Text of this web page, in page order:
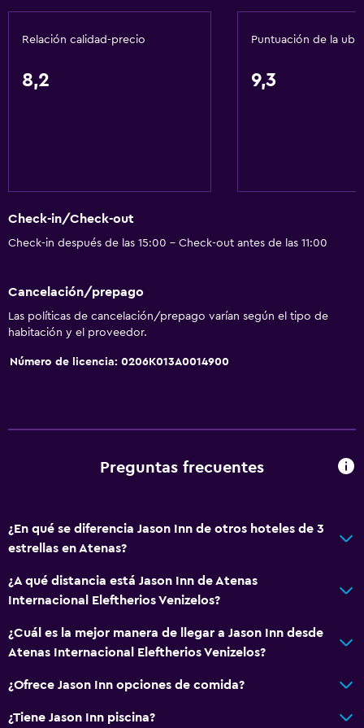
Servicios y facilidades
Acceso con tarjeta
Recepción 24 horas
Comedor
Tetera eléctrica
Tetera
Baño
Ducha
Secador de pelo
Aseo
Papel higiénico
Baño privado
Relación calidad-precio
8,2
Puntuación de la
9,3
Check-in/Check-out
Check-in después de las 15:00 - Check-out antes de las 11:00
Cancelación/prepago
Las políticas de cancelación/prepago varían según el tipo de
habitación y el proveedor.
Número de licencia: 0206K013A0014900
Preguntas frecuentes
¿En qué se diferencia Jason Inn de otros hoteles de 3
estrellas en Atenas?
¿A qué distancia está Jason Inn de Atenas
Internacional Eleftherios Venizelos?
¿Cuál es la mejor manera de llegar a Jason Inn desde
Atenas Internacional Eleftherios Venizelos?
¿Ofrece Jason Inn opciones de comida?
¿Tiene Jason Inn piscina?